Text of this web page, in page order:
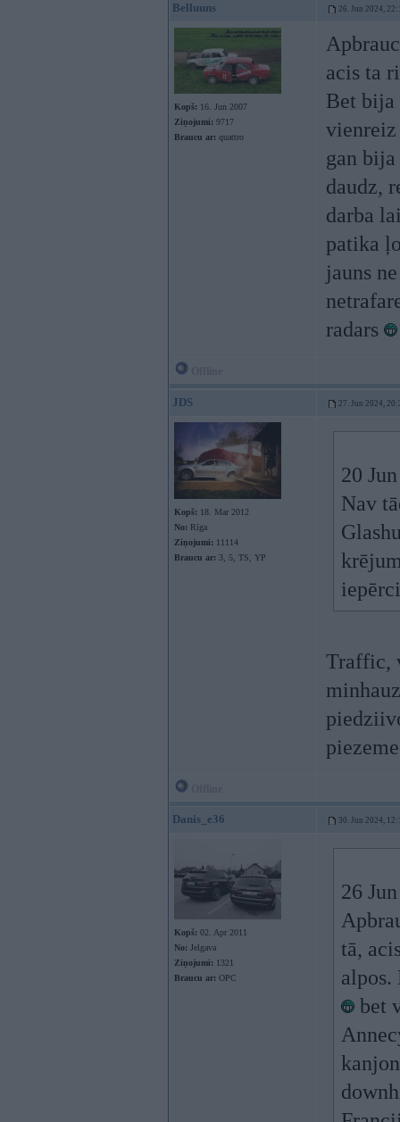
Belluuns 26. Jun 2024,
Kopš: 16. Jun 2007
Ziņojumi: 9717
Braucu ar: quattro
acis ta
Bet bija
vienreiz
gan
daudz,
darba
patika
jauns
radars
JDS 27. Jun 2024,
Kopš: 18. Mar 2012
No: Rīga
Ziņojumi: 11114
Braucu ar: 3, 5, TS, YP
20
Nav
Traffic,
Danis_e36 30. Jun 2024,
Kopš: 02. Apr 2011
No: Jelgava
Ziņojumi: 1321
Braucu ar: OPC
26
tā,
alpos.
bet